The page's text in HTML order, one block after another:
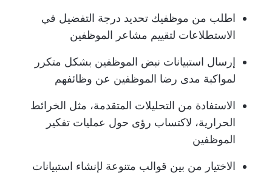
اطلب من موظفيك تحديد درجة التفضيل في
الاستطلاعات لتقييم مشاعر الموظفين
إرسال استبيانات نبض الموظفين بشكل متكرر
لمواكبة مدى رضا الموظفين عن وظائفهم
الاستفادة من التحليلات المتقدمة، مثل الخرائط
الحرارية، لاكتساب رؤى حول عمليات تفكير
الموظفين
الاختيار من بين قوالب متنوعة لإنشاء استبيانات